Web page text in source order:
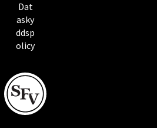
Dat
asky
ddsp
olicy